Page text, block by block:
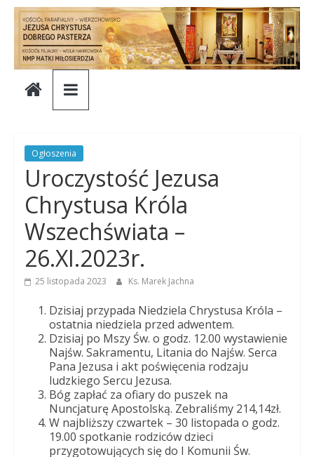
Skip
content
Parafia
Chrystusa
Dobrego
Pasterza
Parafia
Jezusa
Chrystusa
Dobrego
Pasterza
Ogłoszenia
Uroczystość Jezusa
Chrystusa Króla
Wszechświata –
26.XI.2023r.
25 listopada 2023 Ks. Marek Jachna
Dzisiaj przypada Niedziela Chrystusa Króla –
ostatnia niedziela przed adwentem.
Dzisiaj po Mszy Św. o godz. 12.00 wystawienie
Najśw. Sakramentu, Litania do Najśw. Serca
Pana Jezusa i akt poświęcenia rodzaju
ludzkiego Sercu Jezusa.
Bóg zapłać za ofiary do puszek na
Nuncjaturę Apostolską. Zebraliśmy 214,14zł.
W najbliższy czwartek – 30 listopada o godz.
19.00 spotkanie rodziców dzieci
przygotowujących się do I Komunii Św.